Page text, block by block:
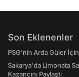
Son Eklenenler
PSG’nin Arda Güler
Sakarya'da Limonata
Kazancını Paylaştı